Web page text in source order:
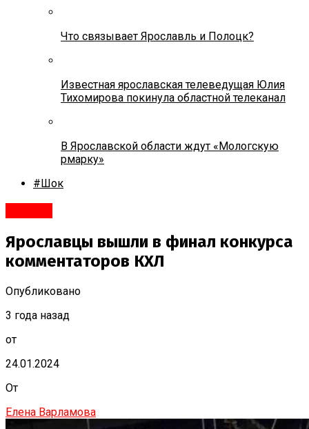
Что связывает Ярославль и Полоцк?
Известная ярославская телеведущая Юлия
Тихомирова покинула областной телеканал
В Ярославской области ждут «Мологскую
рмарку»
#Шок
Ярославцы вышли в финал конкурса
комментаторов КХЛ
Опубликовано
3 года назад
от
24.01.2024
От
Елена Варламова